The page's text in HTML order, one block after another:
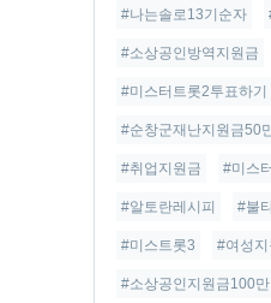
#나는솔로13기순자
#소상공인방역지원금
#미스터트롯2투표하기
#순창군재난지원금50
#취업지원금 #미스
#알토란레시피 #불
#미스트롯3 #여성지
#소상공인지원금100만